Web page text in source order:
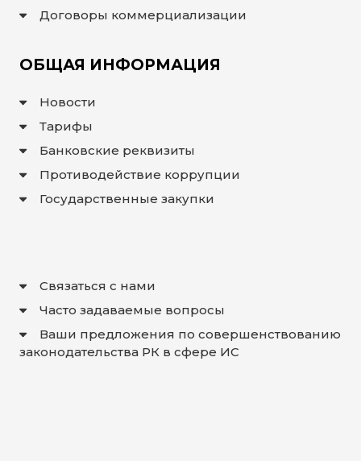
Договоры коммерциализации
ОБЩАЯ ИНФОРМАЦИЯ
Новости
Тарифы
Банковские реквизиты
Противодействие коррупции
Государственные закупки
Связаться с нами
Часто задаваемые вопросы
Ваши предложения по совершенствованию
законодательства РК в сфере ИС